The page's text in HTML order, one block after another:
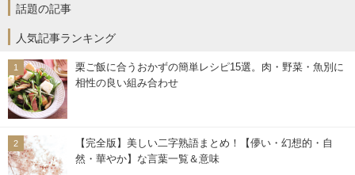
話題の記事
人気記事ランキング
栗ご飯に合うおかずの簡単レシピ15選。肉・野菜・魚別に
相性の良い組み合わせ
【完全版】美しい二字熟語まとめ！【儚い・幻想的・自
然・華やか】な言葉一覧＆意味